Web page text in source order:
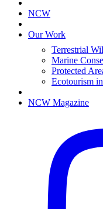
NCW
Our Work
Terrestrial
Marine
Protected
Ecotourism
NCW Magazine